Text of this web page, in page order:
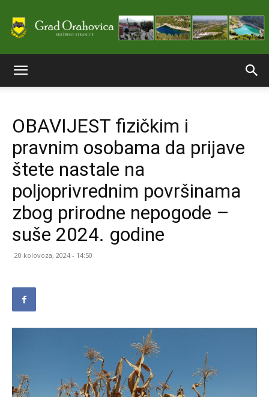
stranice
Grada
Orahovice
OBAVIJEST fizičkim i
pravnim osobama da prijave
štete nastale na
poljoprivrednim površinama
zbog prirodne nepogode –
suše 2024. godine
20 kolovoza, 2024 - 14:50